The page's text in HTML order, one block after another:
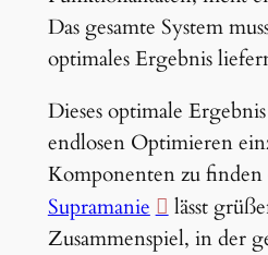
Das gesamte System
optimales Ergebnis
Dieses optimale
endlosen Optimieren
Komponenten zu
Supramanie
lässt
Zusammenspiel, in der